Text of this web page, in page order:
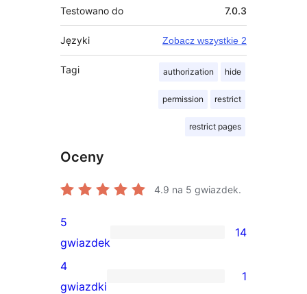
Testowano do 7.0.3
Języki Zobacz wszystkie 2
Tagi authorization hide
permission restrict
restrict pages
Oceny
4.9 na 5 gwiazdek.
14
recenzji
5-
5
gwiazdek
14
1
4
gwiazdki
1